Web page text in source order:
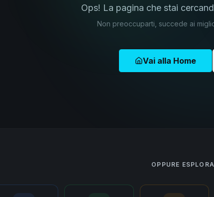
Ops! La pagina che stai
Non preoccuparti, succede ai
Vai alla Home
OPPURE